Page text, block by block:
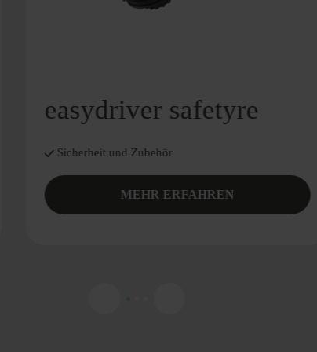
easydriver safetyre
Sicherheit und Zubehör
MEHR ERFAHREN